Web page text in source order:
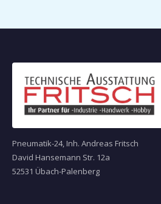
Pneumatik-24, Inh. Andreas Fritsch
David Hansemann Str. 12a
52531 Übach-Palenberg